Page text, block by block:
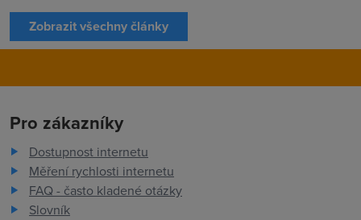
Zobrazit všechny články
Pro zákazníky
Dostupnost internetu
Měření rychlosti internetu
FAQ - často kladené otázky
Slovník